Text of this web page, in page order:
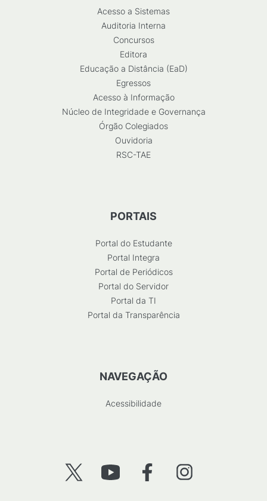
Acesso a Sistemas
Auditoria Interna
Concursos
Editora
Educação a Distância (EaD)
Egressos
Acesso à Informação
Núcleo de Integridade e Governança
Órgão Colegiados
Ouvidoria
RSC-TAE
PORTAIS
Portal do Estudante
Portal Integra
Portal de Periódicos
Portal do Servidor
Portal da TI
Portal da Transparência
NAVEGAÇÃO
Acessibilidade